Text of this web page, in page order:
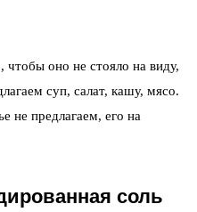
чтобы оно не стояло на виду,
суп, салат, кашу, мясо.
не предлагаем, его на
соль